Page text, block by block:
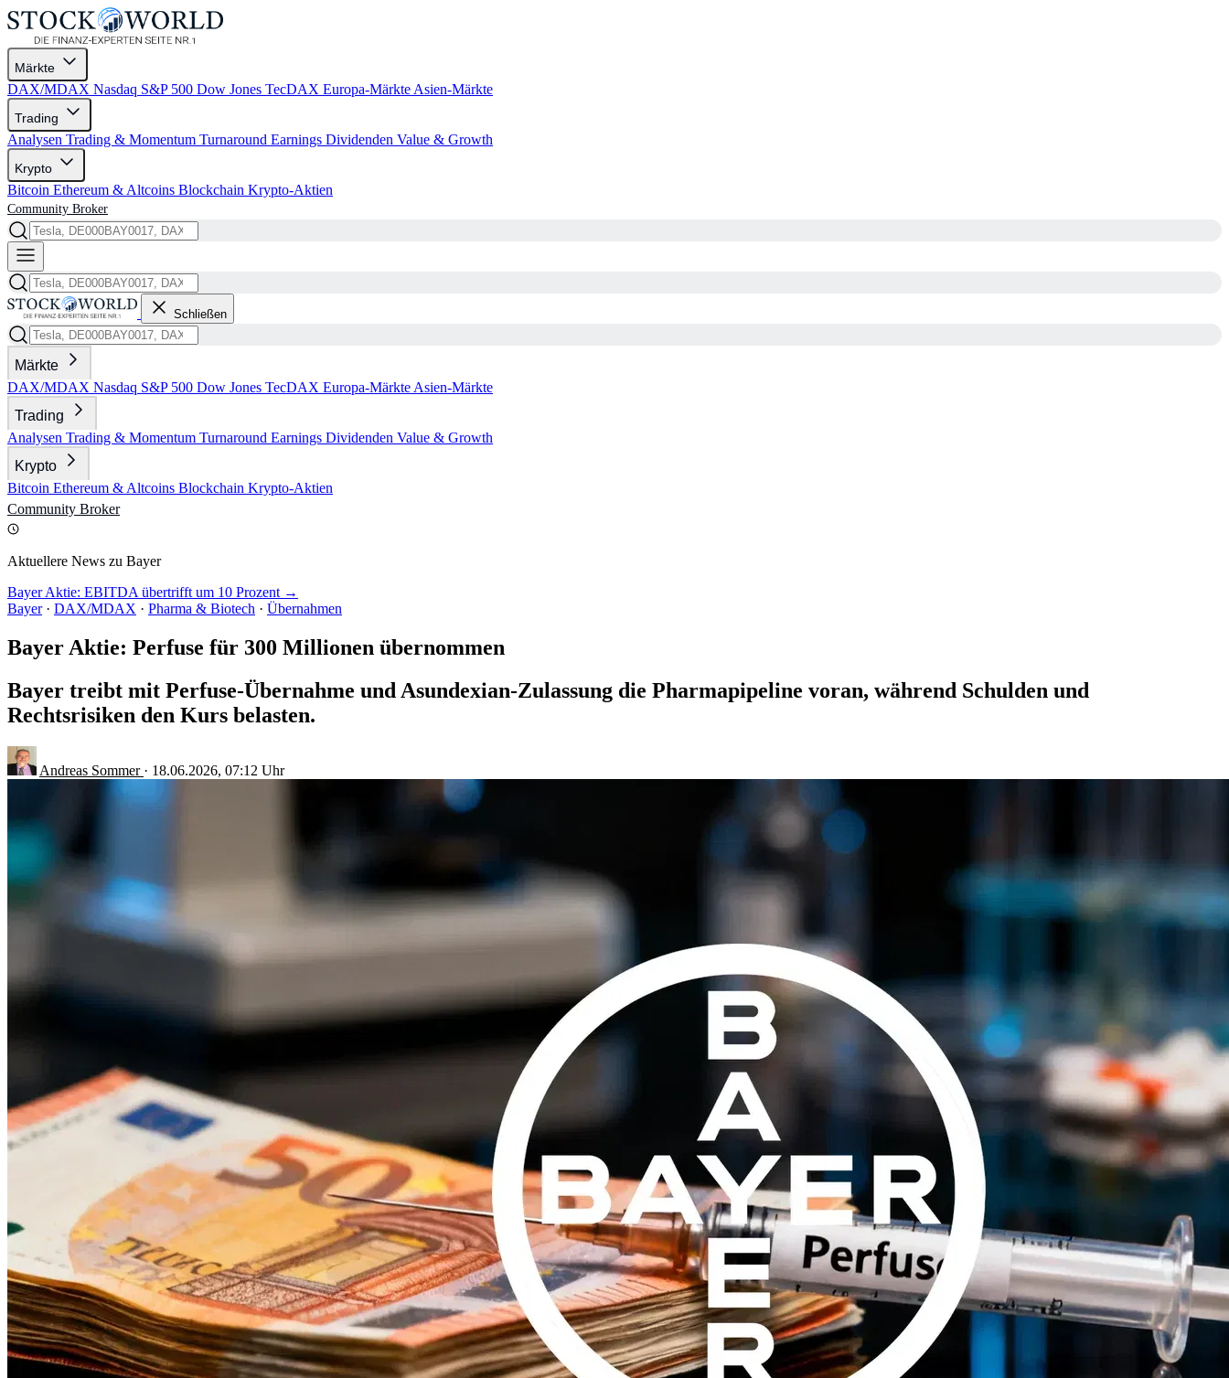
Märkte
DAX/MDAX Nasdaq S&P 500 Dow Jones TecDAX Europa-Märkte Asien-Märkte
Trading
Analysen Trading & Momentum Turnaround Earnings Dividenden Value & Growth
Krypto
Bitcoin Ethereum & Altcoins Blockchain Krypto-Aktien
Community Broker
Schließen
Märkte
DAX/MDAX Nasdaq S&P 500 Dow Jones TecDAX Europa-Märkte Asien-Märkte
Trading
Analysen Trading & Momentum Turnaround Earnings Dividenden Value & Growth
Krypto
Bitcoin Ethereum & Altcoins Blockchain Krypto-Aktien
Community Broker
Aktuellere News zu Bayer
Bayer Aktie: EBITDA übertrifft um 10 Prozent →
Bayer · DAX/MDAX · Pharma & Biotech · Übernahmen
Bayer Aktie: Perfuse für 300 Millionen übernommen
Bayer treibt mit Perfuse-Übernahme und Asundexian-Zulassung die Pharmapipeline voran, während Schulden und
Rechtsrisiken den Kurs belasten.
Andreas Sommer · 18.06.2026, 07:12 Uhr